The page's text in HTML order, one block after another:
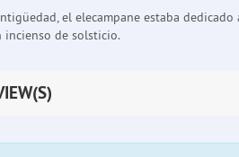
el elecampane estaba
incienso de solsticio.